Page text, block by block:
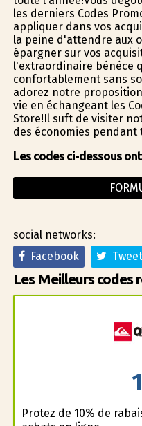
les derniers Codes
appliquer dans vos
la peine d'attendre aux
épargner sur vos
l'extraordinaire bénéfice
confortablement sans
adorez notre
vie en échangeant les
Store!Il suffit de visiter
des économies pendant
Les codes ci-dessous
social networks:
Facebook
Tweet
Les Meilleurs codes
Profitez de 10% de